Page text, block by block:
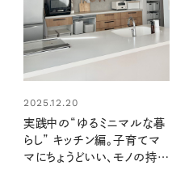
2025.12.20
実践中の“ゆるミニマルな暮
らし” キッチン編。子育てマ
マにちょうどいい、モノの持ち